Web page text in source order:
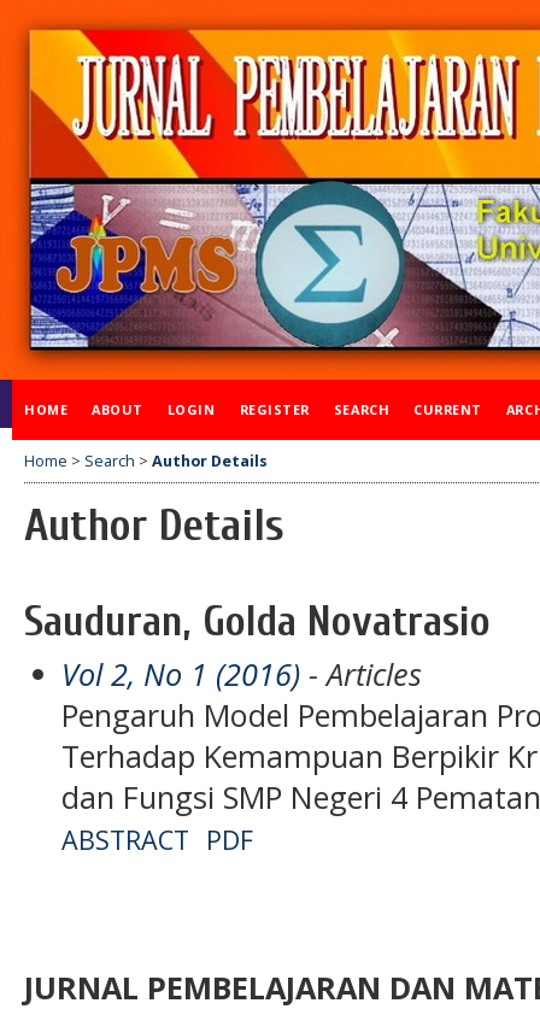
HOME ABOUT LOGIN REGISTER SEARCH CURRENT
Home > Search > Author Details
Author Details
Sauduran, Golda Novatrasio
Vol 2, No 1 (2016) - Articles
Pengaruh Model Pembelajaran
Terhadap Kemampuan Berpikir
dan Fungsi SMP Negeri 4
ABSTRACT PDF
JURNAL PEMBELAJARAN DAN